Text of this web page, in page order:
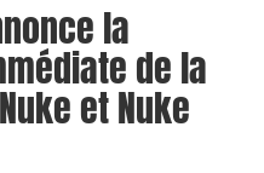
la
de la
et Nuke